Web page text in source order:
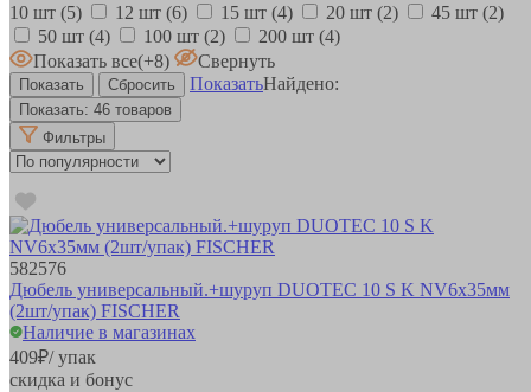
10 шт (5) 12 шт (6) 15 шт (4) 20 шт (2) 45 шт (2)
50 шт (4) 100 шт (2) 200 шт (4)
Показать все(+8)
Свернуть
ПоказатьНайдено:
Показать: 46 товаров
Фильтры
582576
Дюбель универсальный.+шуруп DUOTEC 10 S K NV6х35мм
(2шт/упак) FISCHER
Наличие в магазинах
409₽/ упак
скидка и бонус